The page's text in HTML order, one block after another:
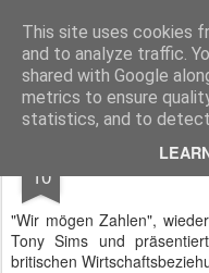
This site uses cookies
and to analyze traffic.
shared with Google
metrics to ensure
statistics, and to detect
BTB concept
10 UKTI und
"Wir mögen Zahlen",
Tony Sims und
britischen